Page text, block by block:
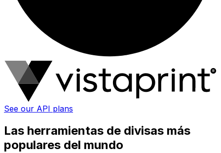
See our API plans
Las herramientas de divisas más
populares del mundo